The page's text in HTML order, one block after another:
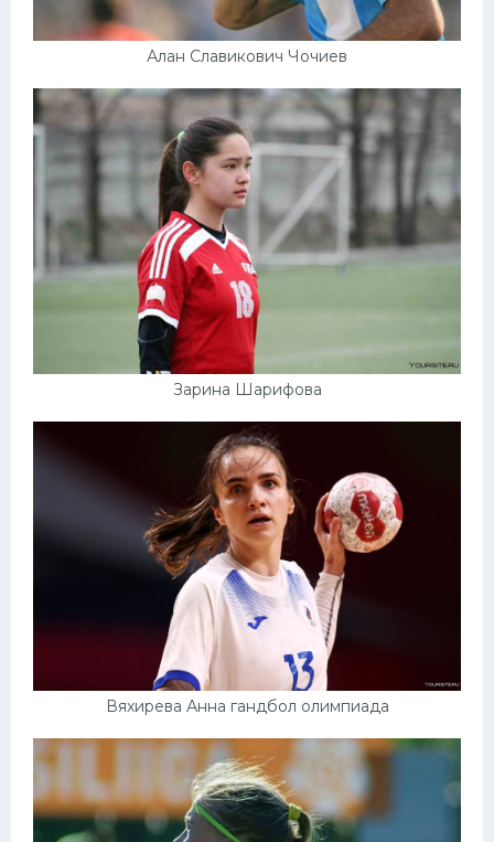
Алан Славикович Чочиев
Зарина Шарифова
Вяхирева Анна гандбол олимпиада